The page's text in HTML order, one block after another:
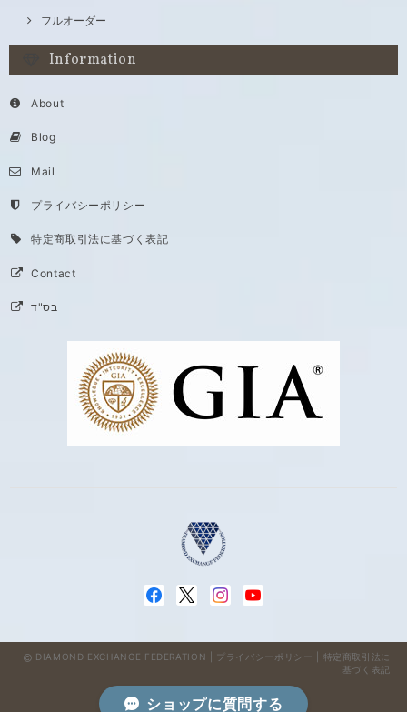
フルオーダー
Information
About
Blog
Mail
プライバシーポリシー
特定商取引法に基づく表記
Contact
בס"ד
DIAMOND EXCHANGE FEDERATION | プライバシーポリシー
特定商取引法に
基づく表記
ショップに質問する